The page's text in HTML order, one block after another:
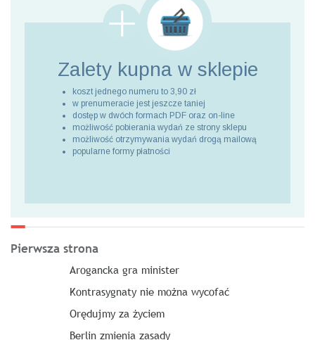
Zalety kupna w sklepie
koszt jednego numeru to 3,90 zł
w prenumeracie jest jeszcze taniej
dostęp w dwóch formach PDF oraz on-line
możliwość pobierania wydań ze strony sklepu
możliwość otrzymywania wydań drogą mailową
popularne formy płatności
Pierwsza strona
Arogancka gra minister
Kontrasygnaty nie można wycofać
Orędujmy za życiem
Berlin zmienia zasady